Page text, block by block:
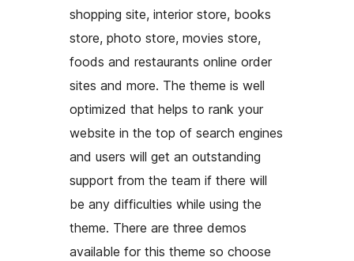
shopping site, interior store, books
store, photo store, movies store,
foods and restaurants online order
sites and more. The theme is well
optimized that helps to rank your
website in the top of search engines
and users will get an outstanding
support from the team if there will
be any difficulties while using the
theme. There are three demos
available for this theme so choose